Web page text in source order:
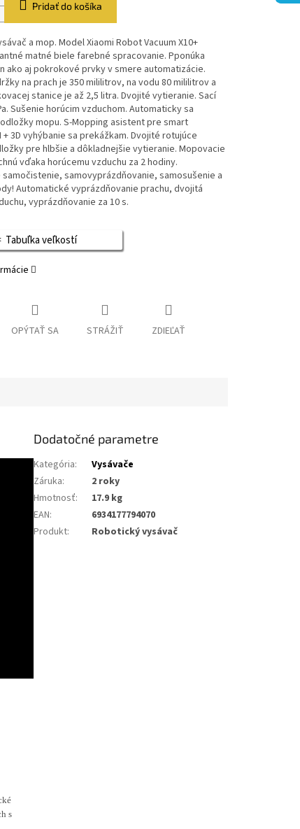
Pridať do košíka
a mop. Model Xiaomi Robot Vacuum X10+
matné biele farebné spracovanie. Pponúka
ako aj pokrokové prvky v smere automatizácie.
na prach je 350 mililitrov, na vodu 80 mililitrov a
stanice je až 2,5 litra. Dvojité vytieranie. Sací
Sušenie horúcim vzduchom. Automaticky sa
mopu. S-Mopping asistent pre smart
+ 3D vyhýbanie sa prekážkam. Dvojité rotujúce
pre hlbšie a dôkladnejšie vytieranie. Mopovacie
vďaka horúcemu vzduchu za 2 hodiny.
samovyprázdňovanie, samosušenie a
Automatické vyprázdňovanie prachu, dvojitá
vyprázdňovanie za 10 s.
Tabuľka veľkostí
OPÝTAŤ SA STRÁŽIŤ ZDIEĽAŤ
s
Dodatočné parametre
Kategória:
Vysávače
Záruka:
2 roky
Hmotnosť:
17.9 kg
EAN:
6934177794070
Produkt: Robotický vysávač